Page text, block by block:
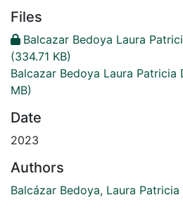
Files
Balcazar Bedoya Laura
(334.71 KB)
Balcazar Bedoya Laura Patricia
MB)
Date
2023
Authors
Balcázar Bedoya, Laura Patricia